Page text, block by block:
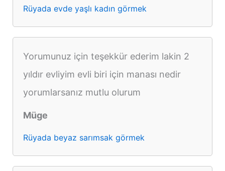
Rüyada evde yaşlı kadın görmek
Yorumunuz için teşekkür ederim lakin 2
yıldır evliyim evli biri için manası nedir
yorumlarsanız mutlu olurum
Müge
Rüyada beyaz sarımsak görmek